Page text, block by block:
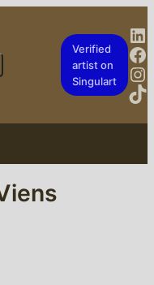
Verified
artist on
Singulart